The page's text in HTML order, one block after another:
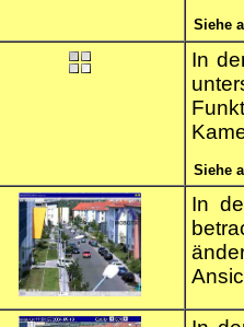
Siehe
In
Siehe
In